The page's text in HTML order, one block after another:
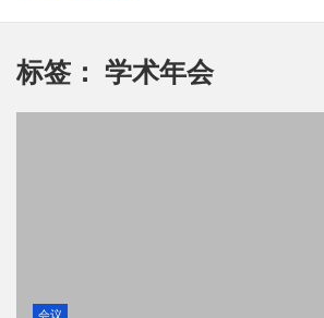
标签： 学术年会